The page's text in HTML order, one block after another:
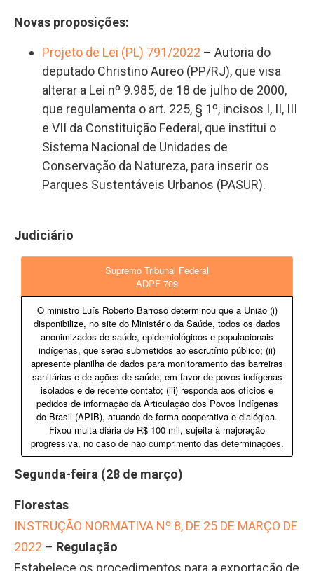
Novas proposições:
Projeto de Lei (PL) 791/2022 – Autoria do
deputado Christino Aureo (PP/RJ), que visa
alterar a Lei nº 9.985, de 18 de julho de 2000,
que regulamenta o art. 225, § 1º, incisos I, II, III
e VII da Constituição Federal, que institui o
Sistema Nacional de Unidades de
Conservação da Natureza, para inserir os
Parques Sustentáveis Urbanos (PASUR).
Judiciário
Supremo Tribunal Federal
ADPF 709
O ministro Luís Roberto Barroso determinou que a União (i)
disponibilize, no site do Ministério da Saúde, todos os dados
anonimizados de saúde, epidemiológicos e populacionais
indígenas, que serão submetidos ao escrutínio público; (ii)
apresente planilha de dados para monitoramento das barreiras
sanitárias e de ações de saúde, em favor de povos indígenas
isolados e de recente contato; (iii) responda aos ofícios e
pedidos de informação da Articulação dos Povos Indígenas
do Brasil (APIB), atuando de forma cooperativa e dialógica.
Fixou multa diária de R$ 100 mil, sujeita à majoração
progressiva, no caso de não cumprimento das determinações.
Segunda-feira (28 de março)
Florestas
INSTRUÇÃO NORMATIVA Nº 8, DE 25 DE MARÇO DE
2022 – Regulação
Estabelece os procedimentos para a exportação de